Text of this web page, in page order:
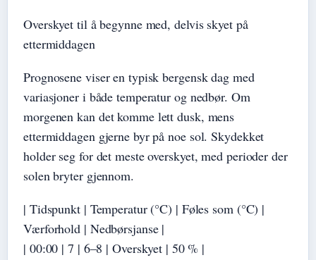
Overskyet til å begynne med, delvis skyet på
ettermiddagen
Prognosene viser en typisk bergensk dag med
variasjoner i både temperatur og nedbør. Om
morgenen kan det komme lett dusk, mens
ettermiddagen gjerne byr på noe sol. Skydekket
holder seg for det meste overskyet, med perioder der
solen bryter gjennom.
| Tidspunkt | Temperatur (°C) | Føles som (°C) |
Værforhold | Nedbørsjanse |
| 00:00 | 7 | 6–8 | Overskyet | 50 % |